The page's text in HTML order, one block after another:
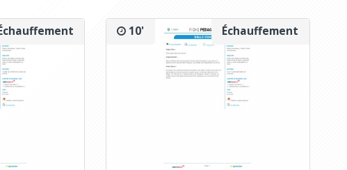
Échauffement
10'